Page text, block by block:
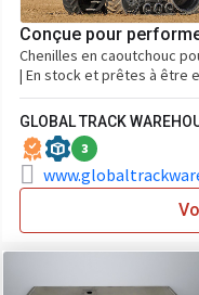
Conçue pour
Chenilles en caoutchouc
| En stock et prêtes à être
GLOBAL TRACK
3